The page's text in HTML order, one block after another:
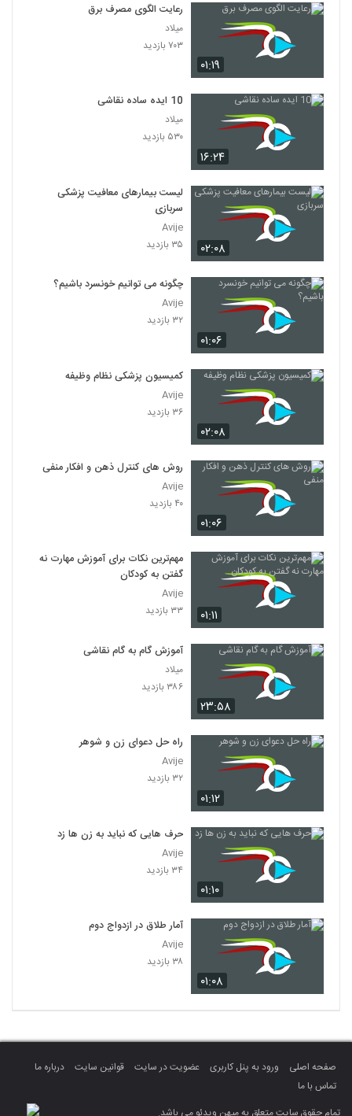
۰۱:۱۹
رعایت الگوی مصرف برق
میلاد
۷۰۳ بازدید
۱۶:۲۴
10 ایده ساده نقاشی
میلاد
۵۳۰ بازدید
۰۲:۰۸
لیست بیمارهای معافیت پزشکی
سربازی
Avije
۳۵ بازدید
۰۱:۰۶
چگونه می توانیم خونسرد باشیم؟
Avije
۳۲ بازدید
۰۲:۰۸
کمیسیون پزشکی نظام وظیفه
Avije
۳۶ بازدید
۰۱:۰۶
روش های کنترل ذهن و افکار منفی
Avije
۴۰ بازدید
۰۱:۱۱
مهم‌ترین نکات برای آموزش مهارت نه
گفتن به کودکان
Avije
۳۳ بازدید
۲۳:۵۸
آموزش گام به گام نقاشی
میلاد
۳۸۶ بازدید
۰۱:۱۲
راه حل دعوای زن و شوهر
Avije
۳۲ بازدید
۰۱:۱۰
حرف هایی که نباید به زن ها زد
Avije
۳۴ بازدید
۰۱:۰۸
آمار طلاق در ازدواج دوم
Avije
۳۸ بازدید
صفحه اصلی ورود به پنل کاربری عضویت در سایت قوانین سایت
درباره ما
تماس با ما